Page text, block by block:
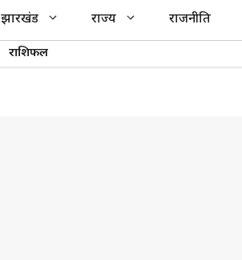
झारखंड राज्य राजनीति
राशिफल